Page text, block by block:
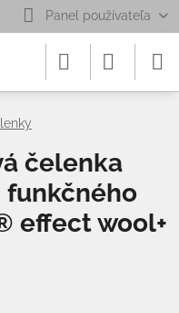
Panel používateľa
čelenka
funkčného
effect wool+